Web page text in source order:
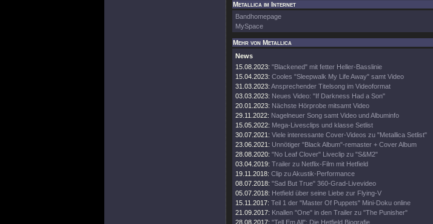
Metallica im Internet
Bandhomepage
MySpace
Mehr von Metallica
News
15.08.2023: "Blackened" mit fetter Heller-Basslinie
15.04.2023: Cooles "Sleepwalk My Life Away" samt Video
31.03.2023: Ansprechender Titelsong im Videoformat
03.03.2023: Neues Video: "If Darkness Had a Son"
20.01.2023: Nächste Hörprobe mitsamt Video
29.11.2022: Nagelneuer Song samt Video und Albuminfo
15.05.2022: Mega-Livesclips und klasse Setlist
30.07.2021: Viele interessante Cover-Videos zu "Metallica Setlist"
23.06.2021: Unnötiger "Black Album"-remaster + Cover Album
28.08.2020: "No Leaf Clover" Liveclip zu "S&M2"
03.04.2019: Trailer zu Netflix-Film mit Hetfield
19.11.2018: Clip zu Akustik-Performance
08.07.2018: "Sad But True" 360-Grad-Livevideo
05.07.2018: Hetfield über seine Liebe zur Flying-V
15.11.2017: Teil 1 der "Master Of Puppets" Mini-Doku online
21.09.2017: Knallen "One" in den Trailer zu "The Punisher"
28.08.2017: "Tell Em All": Die Hetfield Biografie